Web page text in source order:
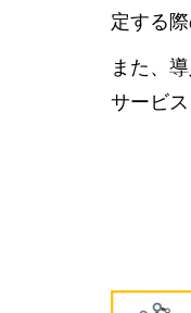
定する
また、
サービス